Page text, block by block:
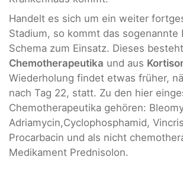
Handelt es sich um ein weiter
Stadium, so kommt das sogenannte
Schema zum Einsatz. Dieses
Chemotherapeutika und aus
Wiederholung findet etwas früher,
nach Tag 22, statt. Zu den hier
Chemotherapeutika gehören:
Adriamycin,Cyclophosphamid,
Procarbacin und als nicht
Medikament Prednisolon.